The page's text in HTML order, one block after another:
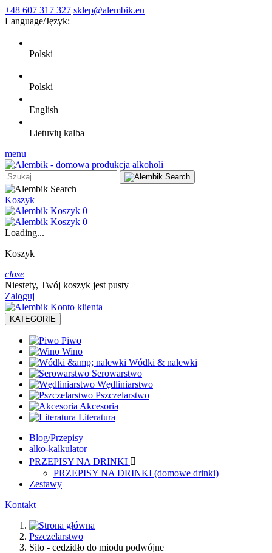
+48 607 317 327 sklep@alembik.eu
Language/Język:
Polski
Polski
English
Lietuvių kalba
menu
Koszyk
0
0
Loading...
Koszyk
close
Niestety, Twój koszyk jest pusty
Zaloguj
KATEGORIE
Piwo
Wino
Wódki & nalewki
Serowarstwo
Wędliniarstwo
Pszczelarstwo
Akcesoria
Literatura
Blog/Przepisy
alko-kalkulator
PRZEPISY NA DRINKI 
PRZEPISY NA DRINKI (domowe drinki)
Zestawy
Kontakt
Pszczelarstwo
Sito - cedzidło do miodu podwójne